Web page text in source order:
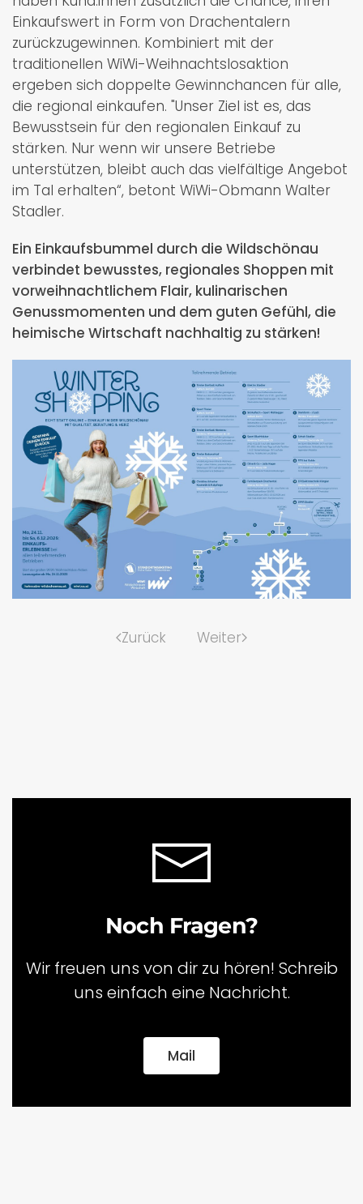
Einkaufswert in Form von Drachentalern
zurückzugewinnen. Kombiniert mit der
traditionellen WiWi-Weihnachtslosaktion
ergeben sich doppelte Gewinnchancen für alle,
die regional einkaufen. "Unser Ziel ist es, das
Bewusstsein für den regionalen Einkauf zu
stärken. Nur wenn wir unsere Betriebe
unterstützen, bleibt auch das vielfältige Angebot
im Tal erhalten“, betont WiWi-Obmann Walter
Stadler.
Ein Einkaufsbummel durch die Wildschönau
verbindet bewusstes, regionales Shoppen mit
vorweihnachtlichem Flair, kulinarischen
Genussmomenten und dem guten Gefühl, die
heimische Wirtschaft nachhaltig zu stärken!
Zurück Weiter
Noch Fragen?
Wir freuen uns von dir zu hören! Schreib
uns einfach eine Nachricht.
Mail